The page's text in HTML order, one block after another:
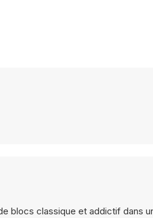
blocs classique et addictif dans